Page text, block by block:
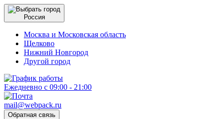
Россия
Москва и Московская область
Щелково
Нижний Новгород
Другой город
Ежедневно с 09:00 - 21:00
mail@webpack.ru
Обратная связь